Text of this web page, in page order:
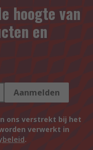
hoogte van
en
Aanmelden
ons verstrekt bij het
verwerkt in
.